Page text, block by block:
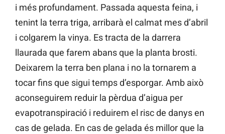
i més profundament. Passada aquesta feina, i
tenint la terra triga, arribarà el calmat mes d’abril
i colgarem la vinya. Es tracta de la darrera
llaurada que farem abans que la planta brosti.
Deixarem la terra ben plana i no la tornarem a
tocar fins que sigui temps d’esporgar. Amb això
aconseguirem reduir la pèrdua d’aigua per
evapotranspiració i reduirem el risc de danys en
cas de gelada. En cas de gelada és millor que la